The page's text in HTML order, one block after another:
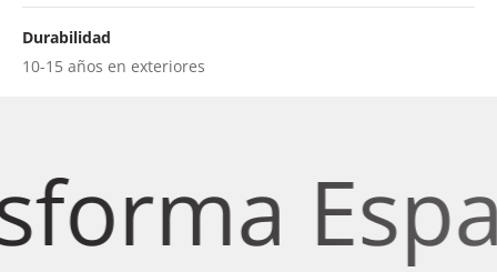
Durabilidad
10-15 años en exteriores